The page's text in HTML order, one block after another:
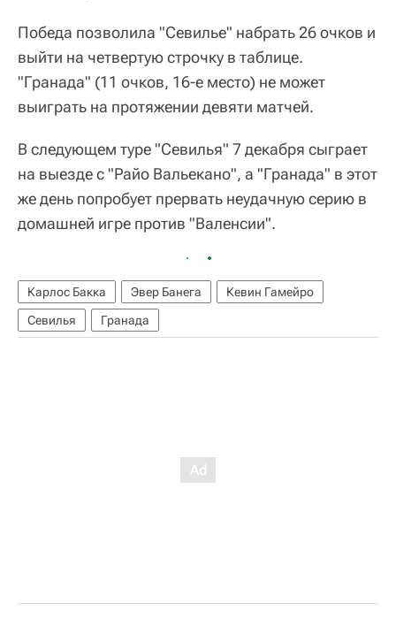
Победа позволила "Севилье" набрать 26 очков и
выйти на четвертую строчку в таблице.
"Гранада" (11 очков, 16-е место) не может
выиграть на протяжении девяти матчей.
В следующем туре "Севилья" 7 декабря сыграет
на выезде с "Райо Вальекано", а "Гранада" в этот
же день попробует прервать неудачную серию в
домашней игре против "Валенсии".
Карлос Бакка Эвер Банега
Кевин Гамейро
Севилья
Гранада